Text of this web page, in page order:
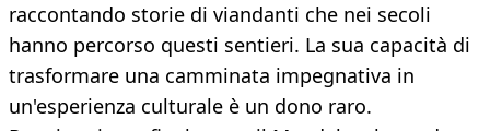
raccontando storie di viandanti che nei secoli
hanno percorso questi sentieri. La sua capacità di
trasformare una camminata impegnativa in
un'esperienza culturale è un dono raro.